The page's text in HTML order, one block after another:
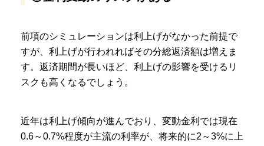
前項のシミュレーションは利上げがなかった前提で
すが、利上げが行われればその分総返済額は増えま
す。返済期間が長いほど、利上げの影響を受けるリ
スクも高くなるでしょう。
近年は利上げ傾向が進んでおり、変動金利では現在
0.6～0.7%程度が主流の利率が、将来的に2～3%に上